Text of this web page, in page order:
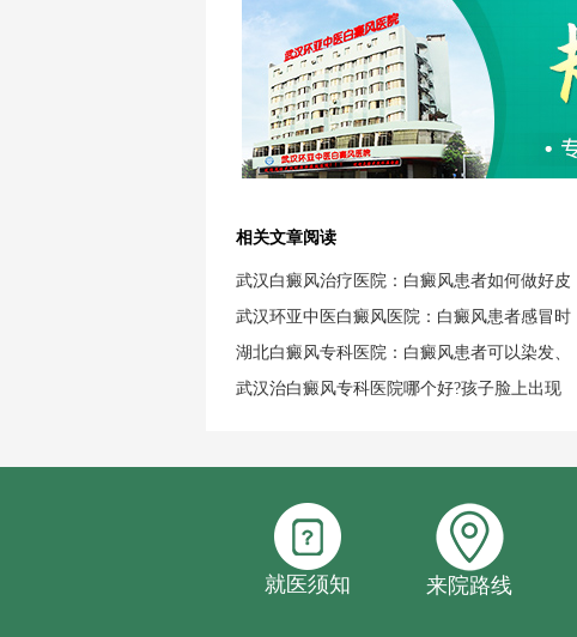
相关文章阅读
武汉白癜风治疗医院：白癜风患者如何做好皮
武汉环亚中医白癜风医院：白癜风患者感冒时
湖北白癜风专科医院：白癜风患者可以染发、
武汉治白癜风专科医院哪个好?孩子脸上出现
就医须知 来院路线